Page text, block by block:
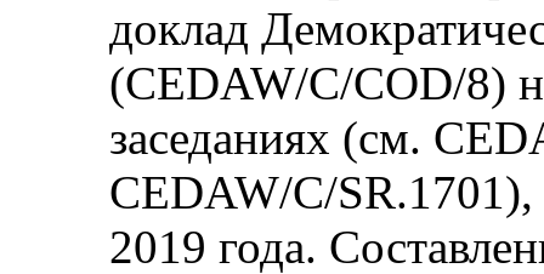
доклад
(CEDAW/C/COD/8)
заседаниях (см.
CEDAW/C/
2019 года.